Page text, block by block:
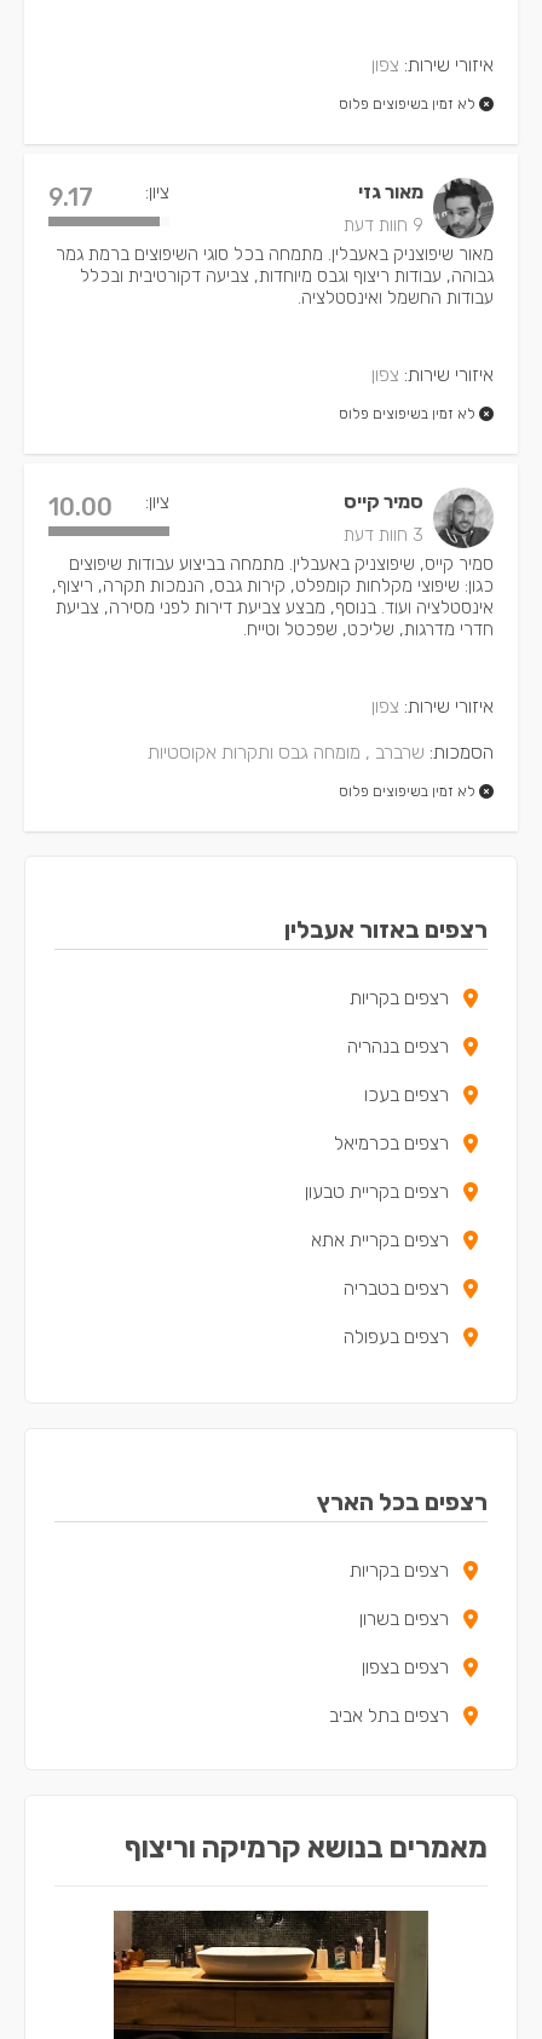
איזורי שירות: צפון
לא זמין בשיפוצים פלוס
מאור גזי
9 חוות דעת
ציון: 9.17
מאור שיפוצניק באעבלין. מתמחה בכל סוגי השיפוצים ברמת גמר
גבוהה, עבודות ריצוף וגבס מיוחדות, צביעה דקורטיבית ובכלל
עבודות החשמל ואינסטלציה.
איזורי שירות: צפון
לא זמין בשיפוצים פלוס
סמיר קייס
3 חוות דעת
ציון: 10.00
סמיר קייס, שיפוצניק באעבלין. מתמחה בביצוע עבודות שיפוצים
כגון: שיפוצי מקלחות קומפלט, קירות גבס, הנמכות תקרה, ריצוף,
אינסטלציה ועוד. בנוסף, מבצע צביעת דירות לפני מסירה, צביעת
חדרי מדרגות, שליכט, שפכטל וטייח.
איזורי שירות: צפון
הסמכות: שרברב , מומחה גבס ותקרות אקוסטיות
לא זמין בשיפוצים פלוס
רצפים באזור אעבלין
רצפים בקריות
רצפים בנהריה
רצפים בעכו
רצפים בכרמיאל
רצפים בקריית טבעון
רצפים בקריית אתא
רצפים בטבריה
רצפים בעפולה
רצפים בקריית מוצקין
רצפים בקריית ביאליק
רצפים בצפת
רצפים במגדל העמק
רצפים בנשר
רצפים בקריית שמונה
רצפים במעלות-תרשיחא
רצפים בבית שאן
רצפים בנצרת
רצפים בקריית חיים
רצפים בכל הארץ
רצפים בקריות
רצפים בשרון
רצפים בצפון
רצפים בתל אביב
מאמרים בנושא קרמיקה וריצוף